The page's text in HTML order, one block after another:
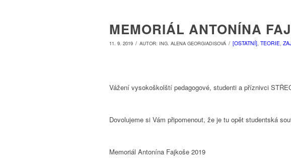
MEMORIÁL ANTONÍNA
11. 9. 2019 / AUTOR: ING. ALENA GEORGIADISOVÁ / [OSTATNÍ], TEORIE,
Vážení vysokoškolští pedagogové, studenti a příznivci
Dovolujeme si Vám připomenout, že je tu opět studentská
Memoriál Antonína Fajkoše 2019